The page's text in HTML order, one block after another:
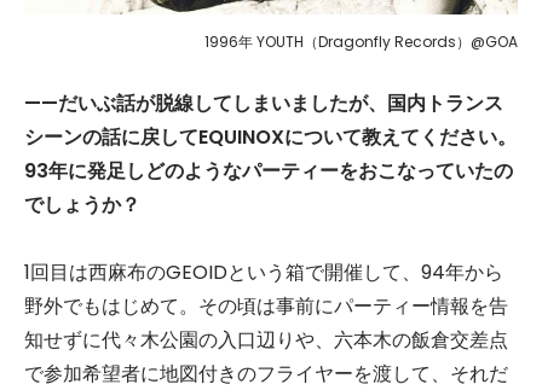
1996年 YOUTH（Dragonfly Records）@GOA​
——だいぶ話が脱線してしまいましたが、国内トランス
シーンの話に戻してEQUINOXについて教えてください。
93年に発足しどのようなパーティーをおこなっていたの
でしょうか？
1回目は西麻布のGEOIDという箱で開催して、94年から
野外でもはじめて。その頃は事前にパーティー情報を告
知せずに代々木公園の入口辺りや、六本木の飯倉交差点
で参加希望者に地図付きのフライヤーを渡して、それだ